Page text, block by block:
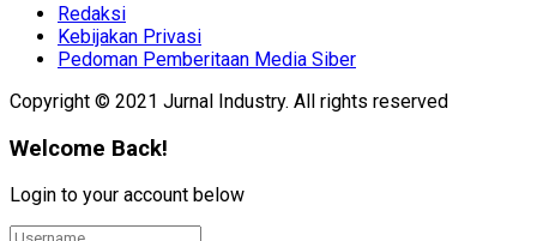
Redaksi
Kebijakan Privasi
Pedoman Pemberitaan Media Siber
Copyright © 2021 Jurnal Industry. All rights reserved
Welcome Back!
Login to your account below